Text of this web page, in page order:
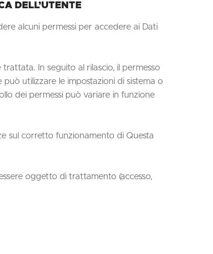
DELL’UTENTE
alcuni permessi per accedere ai Dati
In seguito al rilascio, il permesso
utilizzare le impostazioni di sistema o
dei permessi può variare in funzione
sul corretto funzionamento di Questa
oggetto di trattamento (accesso,